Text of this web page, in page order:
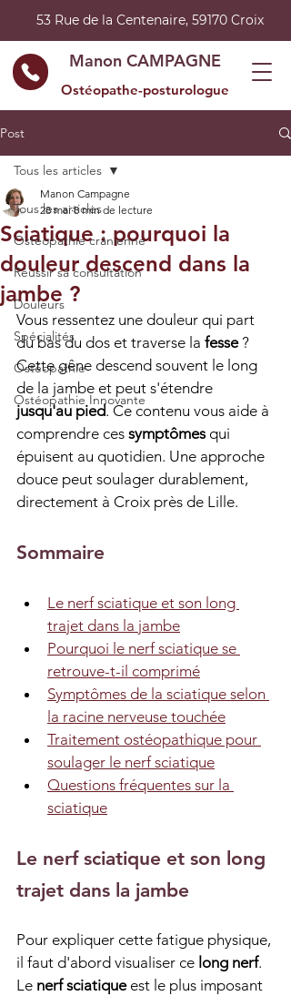
53 Rue de la Centenaire, 59170 Croix
Manon CAMPAGNE
Ostéopathe-posturologue
Post
Tous les articles
Ostéopathie crânienne
Réussir sa consultation
Douleurs
Spécialités
Ostéopathie
Ostéopathie Innovante
Tous les articles
Sciatique : pourquoi la
douleur descend dans la
jambe ?
Manon Campagne
28 mai 8 min de lecture
Vous ressentez une douleur qui part
du bas du dos et traverse la fesse ?
Cette gêne descend souvent le long
de la jambe et peut s'étendre
jusqu'au pied. Ce contenu vous aide à
comprendre ces symptômes qui
épuisent au quotidien. Une approche
douce peut soulager durablement,
directement à Croix près de Lille.
Sommaire
Le nerf sciatique et son long
trajet dans la jambe
Pourquoi le nerf sciatique se
retrouve-t-il comprimé
Symptômes de la sciatique selon
la racine nerveuse touchée
Traitement ostéopathique pour
soulager le nerf sciatique
Questions fréquentes sur la
sciatique
Le nerf sciatique et son long
trajet dans la jambe
Pour expliquer cette fatigue physique,
il faut d'abord visualiser ce long nerf.
Le nerf sciatique est le plus imposant